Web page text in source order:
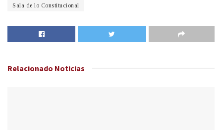
Sala de lo Constitucional
Relacionado Noticias